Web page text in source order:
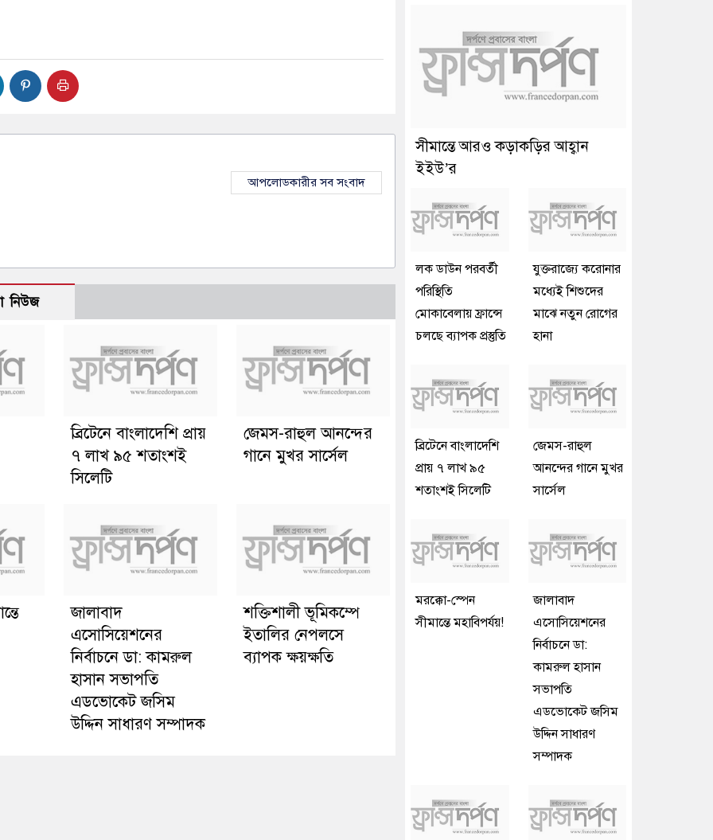
আপলোডকারীর সব সংবাদ
নিউজ
ব্রিটেনে বাংলাদেশি প্রায়
৭ লাখ ৯৫ শতাংশই
সিলেটি
জেমস-রাহুল আনন্দের
গানে মুখর সার্সেল
জালাবাদ
এসোসিয়েশনের
নির্বাচনে ডা: কামরুল
হাসান সভাপতি
এডভোকেট জসিম
উদ্দিন সাধারণ সম্পাদক
শক্তিশালী ভূমিকম্পে
ইতালির নেপলসে
ব্যাপক ক্ষয়ক্ষতি
সীমান্তে আরও কড়াকড়ির আহ্বান
ইইউ’র
লক ডাউন পরবর্তী
পরিস্থিতি
মোকাবেলায় ফ্রান্সে
চলছে ব্যাপক প্রস্তুতি
যুক্তরাজ্যে করোনার
মধ্যেই শিশুদের
মাঝে নতুন রোগের
হানা
ব্রিটেনে বাংলাদেশি
প্রায় ৭ লাখ ৯৫
শতাংশই সিলেটি
জেমস-রাহুল
আনন্দের গানে মুখর
সার্সেল
মরক্কো-স্পেন
সীমান্তে মহাবিপর্যয়!
জালাবাদ
এসোসিয়েশনের
নির্বাচনে ডা:
কামরুল হাসান
সভাপতি
এডভোকেট জসিম
উদ্দিন সাধারণ
সম্পাদক